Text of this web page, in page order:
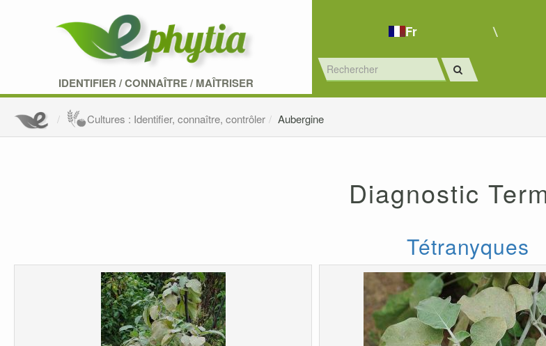
IDENTIFIER /CONNAÎTRE/MAÎTRISER
Fr
Cultures : Identifier, connaître, contrôler Aubergine
Diagnostic
Tétranyques